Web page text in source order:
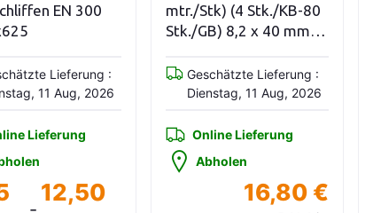
EN 300
Lieferung :
11 Aug, 2026
Lieferung
12,50
mtr./Stk) (4 Stk./KB-80
Stk./GB) 8,2 x 40 mm
Geschätzte Lieferung :
Dienstag, 11 Aug, 2026
Online Lieferung
Abholen
16,80 €